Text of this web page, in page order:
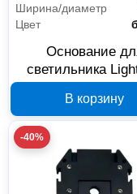
Ширина/диаметр
Цвет
Основание
светильника
В корзину
-40%